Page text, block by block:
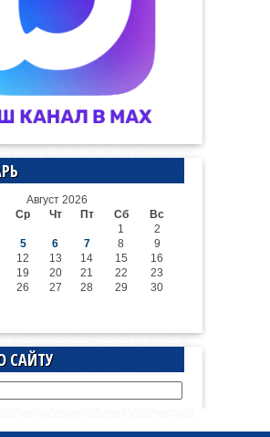
Август 2026
Ср Чт Пт Сб
Вс
1
2
5 6 7 8
9
12 13 14 15
16
19 20 21 22
23
26 27 28 29
30
САЙТУ